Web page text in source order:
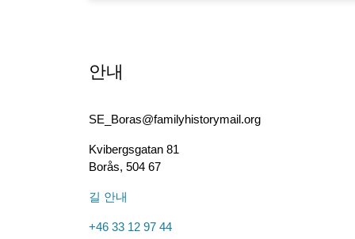
안내
SE_Boras@familyhistorymail.org
Kvibergsgatan 81
Borås, 504 67
길 안내
+46 33 12 97 44